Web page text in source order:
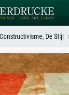
ou style –
Hokusai,
Décrivez
abstrait
tableau
Constructivisme, De Stijl